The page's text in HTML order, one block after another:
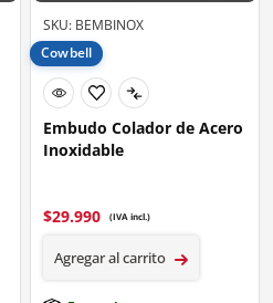
SKU: BEMBINOX
Cowbell
Embudo Colador de Acero
Inoxidable
$29.990 (IVA incl.)
Agregar al carrito